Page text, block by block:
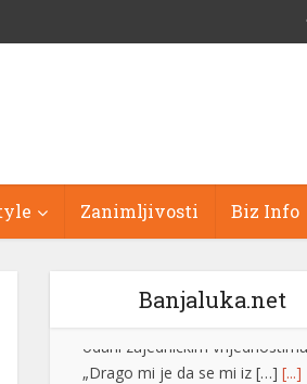
Zanimljivosti Biz Info
Banjaluka.net
Bukte požari kod Konjica, postoji